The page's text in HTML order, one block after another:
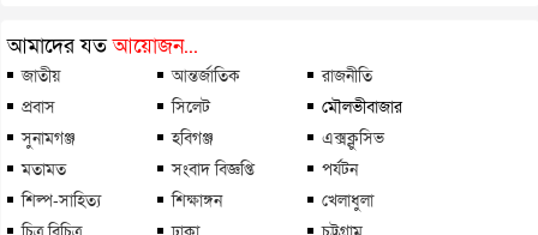
আমাদের যতআয়োজন...
জাতীয় আন্তর্জাতিক
রাজনীতি
প্রবাস
সিলেট
মৌলভীবাজার
সুনামগঞ্জ
হবিগঞ্জ
এক্সক্লুসিভ
মতামত
সংবাদ বিজ্ঞপ্তি
পর্যটন
শিল্প-সাহিত্য
শিক্ষাঙ্গন
খেলাধুলা
চিত্র বিচিত্র
ঢাকা চট্টগ্রাম